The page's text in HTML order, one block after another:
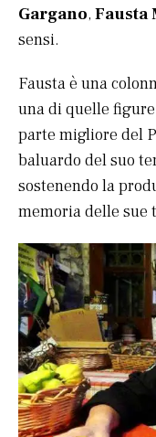
Gargano, Fausta
sensi.
Fausta è una
una di quelle
parte migliore del
baluardo del suo
sostenendo la
memoria delle